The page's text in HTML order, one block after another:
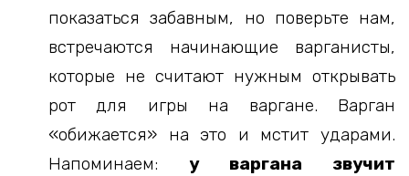
показаться забавным, но поверьте нам,
встречаются начинающие варганисты,
которые не считают нужным открывать
рот для игры на варгане. Варган
«обижается» на это и мстит ударами.
Напоминаем: у варгана звучит